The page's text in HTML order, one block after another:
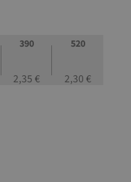
390
2,35 €
520
2,30 €